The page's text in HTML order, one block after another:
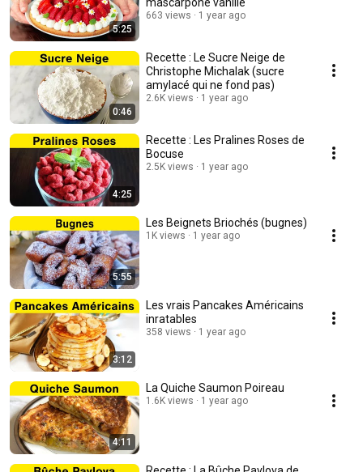
5:25
663 views 1 year ago
0:46
Recette : Le Sucre Neige de
Christophe Michalak (sucre
amylacé qui ne fond pas)
2.6K views 1 year ago
4:25
Recette : Les Pralines Roses de
Bocuse
2.5K views 1 year ago
5:55
Les Beignets Briochés (bugnes)
1K views 1 year ago
3:12
Les vrais Pancakes Américains
inratables
358 views 1 year ago
4:11
La Quiche Saumon Poireau
1.6K views 1 year ago